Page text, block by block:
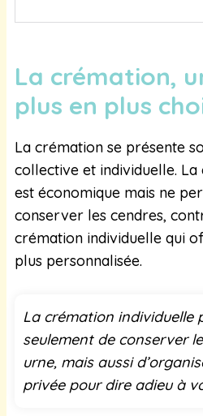
La crémation,
plus en plus
La crémation se présente
collective et individuelle.
est économique mais ne
conserver les cendres,
crémation individuelle qui
plus personnalisée.
La crémation individuelle
seulement de conserver
urne, mais aussi
privée pour dire adieu à